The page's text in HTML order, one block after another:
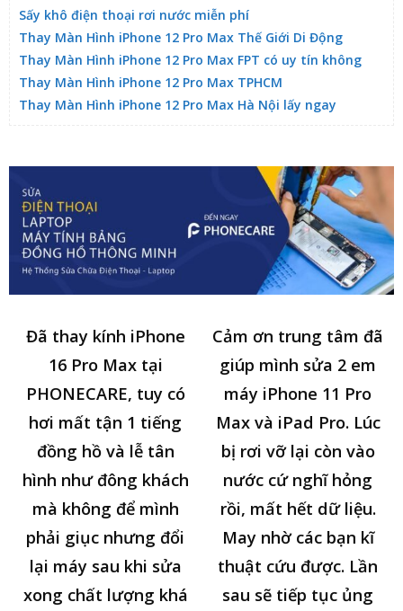
Sấy khô điện thoại rơi nước miễn phí
Thay Màn Hình iPhone 12 Pro Max Thế Giới Di Động
Thay Màn Hình iPhone 12 Pro Max FPT có uy tín không
Thay Màn Hình iPhone 12 Pro Max TPHCM
Thay Màn Hình iPhone 12 Pro Max Hà Nội lấy ngay
Đã thay kính iPhone
16 Pro Max tại
PHONECARE, tuy có
hơi mất tận 1 tiếng
đồng hồ và lễ tân
hình như đông khách
mà không để mình
phải giục nhưng đổi
lại máy sau khi sửa
xong chất lượng khá
Cảm ơn trung tâm đã
giúp mình sửa 2 em
máy iPhone 11 Pro
Max và iPad Pro. Lúc
bị rơi vỡ lại còn vào
nước cứ nghĩ hỏng
rồi, mất hết dữ liệu.
May nhờ các bạn kĩ
thuật cứu được. Lần
sau sẽ tiếp tục ủng